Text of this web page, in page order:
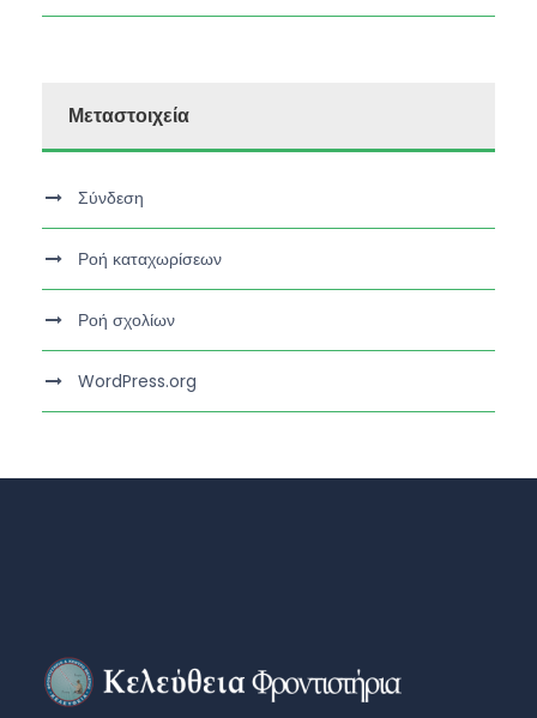
Μεταστοιχεία
Σύνδεση
Ροή καταχωρίσεων
Ροή σχολίων
WordPress.org